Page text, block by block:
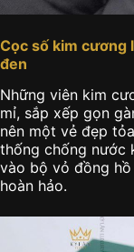
Cọc số kim cương
đen
Những viên kim
mỉ, sắp xếp gọn
nên một vẻ đẹp
thống chống nước
vào bộ vỏ đồng
hoàn hảo.